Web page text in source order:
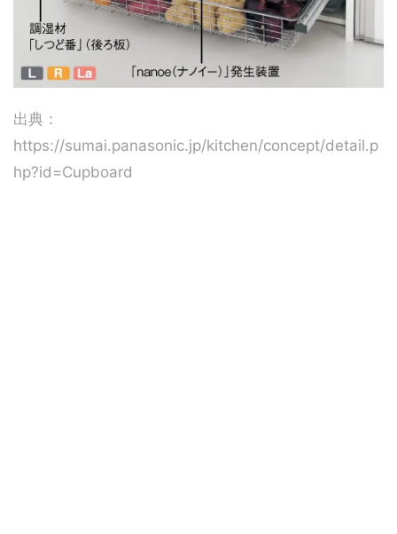
出典：
https://sumai.panasonic.jp/kitchen/concept/detail.p
hp?id=Cupboard